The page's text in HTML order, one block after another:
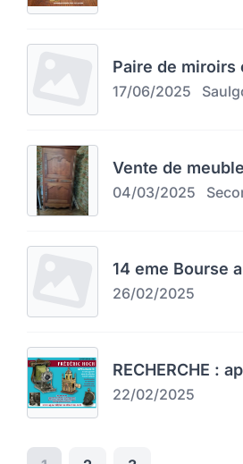
Paire de miroirs
17/06/2025
Vente de
04/03/2025
14 eme Bourse
26/02/2025
RECHERCHE :
22/02/2025